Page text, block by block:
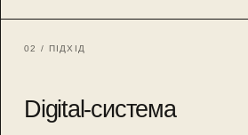
02 / ПІДХІД
Digital-система